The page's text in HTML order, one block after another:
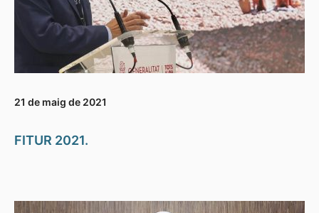
21 de maig de 2021
FITUR 2021.